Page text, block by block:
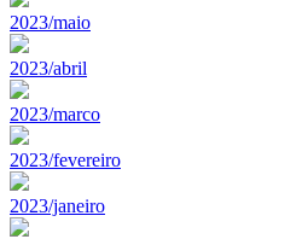
2023/maio
2023/abril
2023/marco
2023/fevereiro
2023/janeiro